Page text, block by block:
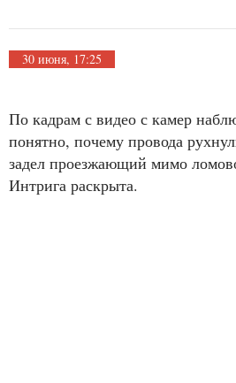
30 июня, 17:25
По кадрам с видео с камер
понятно, почему провода
задел проезжающий мимо
Интрига раскрыта.